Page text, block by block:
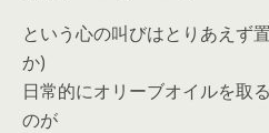
という心の叫びはとりあえず
か)
日常的にオリーブオイルを取
のが